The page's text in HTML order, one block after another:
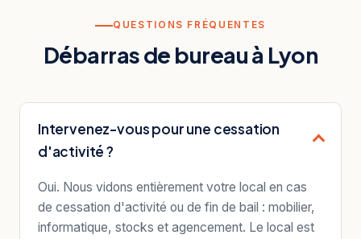
QUESTIONS FRÉQUENTES
Débarras de bureau à Lyon
Intervenez-vous pour une cessation
d'activité ?
Oui. Nous vidons entièrement votre local en cas
de cessation d'activité ou de fin de bail : mobilier,
informatique, stocks et agencement. Le local est